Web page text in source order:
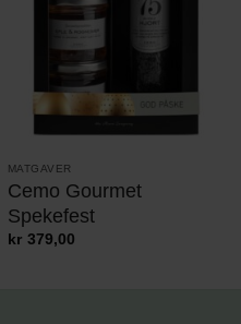
MATGAVER
Cemo Gourmet
Spekefest
kr 379,00